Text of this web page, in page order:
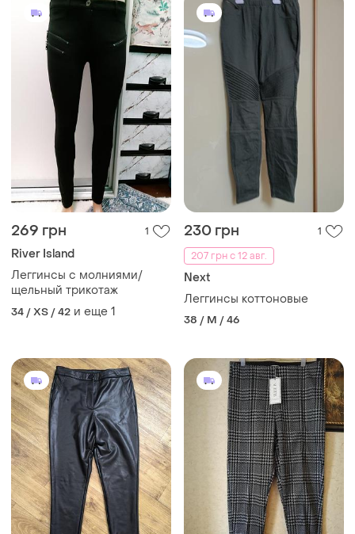
269 грн 1
River Island
Леггинсы с молниями/
щельный трикотаж
34 / XS / 42 и еще 1
230 грн
1
207 грн с 12 авг.
Next
Леггинсы коттоновые
38 / M / 46